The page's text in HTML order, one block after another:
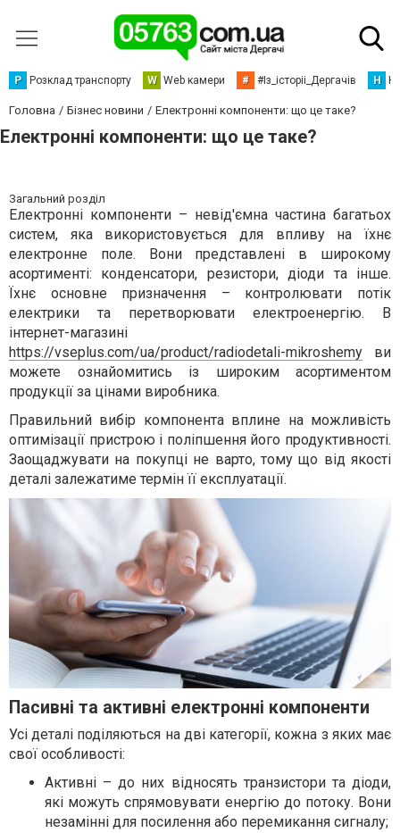
Р Розклад транспорту W Web камери # #Із_історіі_Дергачів Н
Головна Бізнес новини Електронні компоненти: що це таке?
Електронні компоненти: що це таке?
Загальний розділ
Електронні компоненти – невід'ємна частина багатьох
систем, яка використовується для впливу на їхнє
електронне поле. Вони представлені в широкому
асортименті: конденсатори, резистори, діоди та інше.
Їхнє основне призначення – контролювати потік
електрики та перетворювати електроенергію. В
інтернет-магазині
https://vseplus.com/ua/product/radiodetali-mikroshemy ви
можете ознайомитись із широким асортиментом
продукції за цінами виробника.
Правильний вибір компонента вплине на можливість
оптимізації пристрою і поліпшення його продуктивності.
Заощаджувати на покупці не варто, тому що від якості
деталі залежатиме термін її експлуатації.
Пасивні та активні електронні компоненти
Усі деталі поділяються на дві категорії, кожна з яких має
свої особливості:
Активні – до них відносять транзистори та діоди,
які можуть спрямовувати енергію до потоку. Вони
незамінні для посилення або перемикання сигналу;